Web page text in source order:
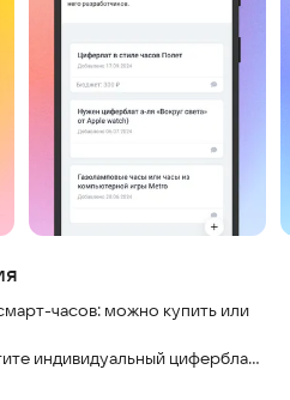
часов: можно купить или
индивидуальный циферблат